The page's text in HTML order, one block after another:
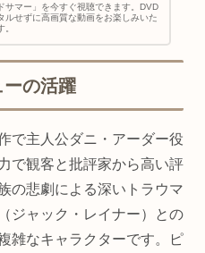
サマー」を今すぐ視聴できます。DVD
ルせずに高画質な動画をお楽しみいた
ーの活躍
で主人公ダニ・アーダー役
で観客と批評家から高い評
の悲劇による深いトラウマ
ジャック・レイナー）との
雑なキャラクターです。ピ